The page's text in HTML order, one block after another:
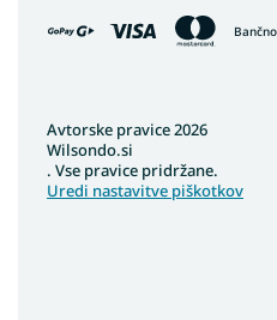
Avtorske pravice 2026
Wilsondo.si
. Vse pravice pridržane.
Uredi nastavitve piškotkov